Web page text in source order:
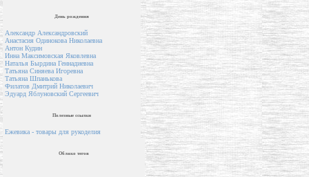
День рождения
Александр Александровский
Анастасия Одинокова Николаевна
Антон Кудин
Инна Максимовская Яковлевна
Наталья Бырдина Геннадиевна
Татьяна Синяева Игоревна
Татьяна Шпанькова
Филатов Дмитрий Николаевич
Эдуард Яблуновский Сергеевич
Полезные ссылки
Ежевика - товары для рукоделия
Облако тегов